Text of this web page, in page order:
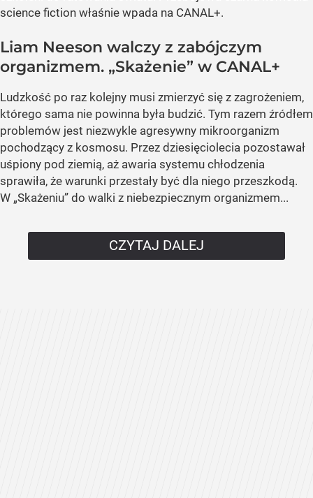
science fiction właśnie wpada na CANAL+.
Liam Neeson walczy z zabójczym
organizmem. „Skażenie” w CANAL+
Ludzkość po raz kolejny musi zmierzyć się z zagrożeniem,
którego sama nie powinna była budzić. Tym razem źródłem
problemów jest niezwykle agresywny mikroorganizm
pochodzący z kosmosu. Przez dziesięciolecia pozostawał
uśpiony pod ziemią, aż awaria systemu chłodzenia
sprawiła, że warunki przestały być dla niego przeszkodą.
W „Skażeniu” do walki z niebezpiecznym organizmem...
CZYTAJ DALEJ